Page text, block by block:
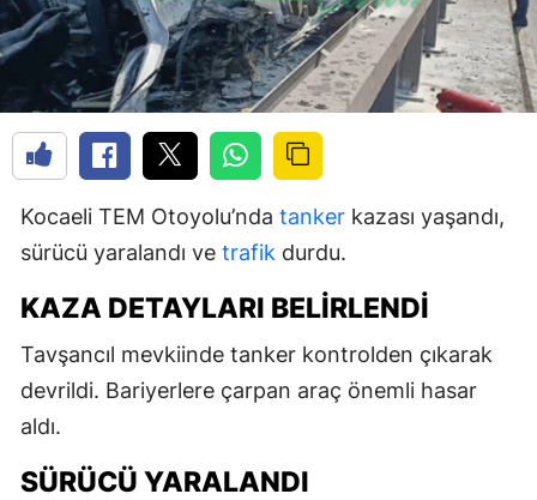
Kocaeli TEM Otoyolu’nda tanker kazası yaşandı,
sürücü yaralandı ve trafik durdu.
KAZA DETAYLARI BELIRLENDI
Tavşancıl mevkiinde tanker kontrolden çıkarak
devrildi. Bariyerlere çarpan araç önemli hasar
aldı.
SÜRÜCÜ YARALANDI